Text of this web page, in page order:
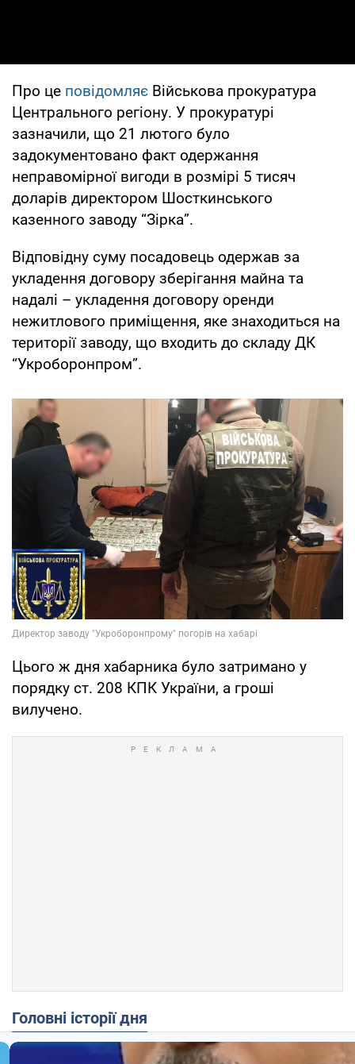
Про це повідомляє Військова прокуратура
Центрального регіону. У прокуратурі
зазначили, що 21 лютого було
задокументовано факт одержання
неправомірної вигоди в розмірі 5 тисяч
доларів директором Шосткинського
казенного заводу “Зірка”.
Відповідну суму посадовець одержав за
укладення договору зберігання майна та
надалі – укладення договору оренди
нежитлового приміщення, яке знаходиться на
території заводу, що входить до складу ДК
“Укроборонпром”.
Цього ж дня хабарника було затримано у
порядку ст. 208 КПК України, а гроші
вилучено.
Головні історії дня